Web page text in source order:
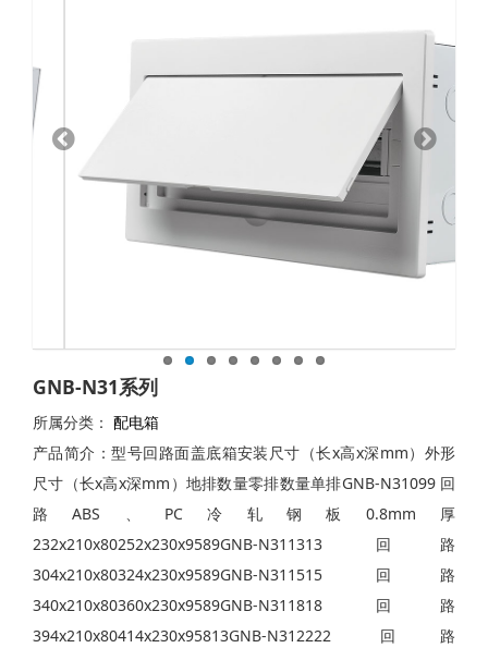
GNB-N31系列
所属分类： 配电箱
产品简介：型号回路面盖底箱安装尺寸（长x高x深mm）外形
尺寸（长x高x深mm）地排数量零排数量单排GNB-N31099 回
路ABS、PC冷轧钢板0.8mm厚
232x210x80252x230x9589GNB-N311313 回路
304x210x80324x230x9589GNB-N311515 回路
340x210x80360x230x9589GNB-N311818 回路
394x210x80414x230x95813GNB-N312222 回路